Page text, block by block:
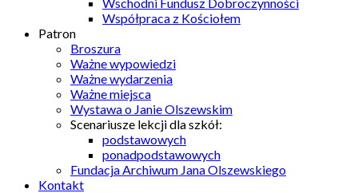
Współpraca z Kościołem
Patron
Broszura
Ważne wypowiedzi
Ważne wydarzenia
Ważne miejsca
Wystawa o Janie Olszewskim
Scenariusze lekcji dla szkół:
podstawowych
ponadpodstawowych
Fundacja Archiwum Jana Olszewskiego
Kontakt